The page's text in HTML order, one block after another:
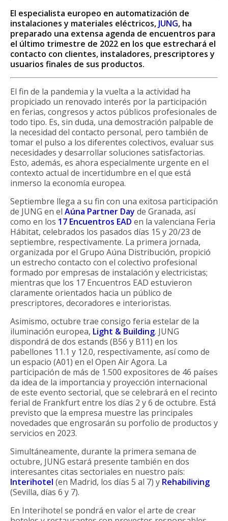
El especialista europeo en automatización de
instalaciones y materiales eléctricos, JUNG, ha
preparado una extensa agenda de encuentros para
el último trimestre de 2022 en los que estrechará el
contacto con clientes, instaladores, prescriptores y
usuarios finales de sus productos.
El fin de la pandemia y la vuelta a la actividad ha
propiciado un renovado interés por la participación
en ferias, congresos y actos públicos profesionales de
todo tipo. Es, sin duda, una demostración palpable de
la necesidad del contacto personal, pero también de
tomar el pulso a los diferentes colectivos, evaluar sus
necesidades y desarrollar soluciones satisfactorias.
Esto, además, es ahora especialmente urgente en el
contexto actual de incertidumbre en el que está
inmerso la economía europea.
Septiembre llega a su fin con una exitosa participación
de JUNG en el Aúna Partner Day de Granada, así
como en los 17 Encuentros EAD en la valenciana Feria
Hábitat, celebrados los pasados días 15 y 20/23 de
septiembre, respectivamente. La primera jornada,
organizada por el Grupo Aúna Distribución, propició
un estrecho contacto con el colectivo profesional
formado por empresas de instalación y electricistas;
mientras que los 17 Encuentros EAD estuvieron
claramente orientados hacia un público de
prescriptores, decoradores e interioristas.
Asimismo, octubre trae consigo feria estelar de la
iluminación europea, Light & Building. JUNG
dispondrá de dos estands (B56 y B11) en los
pabellones 11.1 y 12.0, respectivamente, así como de
un espacio (A01) en el Open Air Agora. La
participación de más de 1.500 expositores de 46 países
da idea de la importancia y proyección internacional
de este evento sectorial, que se celebrará en el recinto
ferial de Frankfurt entre los días 2 y 6 de octubre. Está
previsto que la empresa muestre las principales
novedades que engrosarán su porfolio de productos y
servicios en 2023.
Simultáneamente, durante la primera semana de
octubre, JUNG estará presente también en dos
interesantes citas sectoriales en nuestro país:
Interihotel (en Madrid, los días 5 al 7) y Rehabiliving
(Sevilla, días 6 y 7).
En Interihotel se pondrá en valor el arte de crear